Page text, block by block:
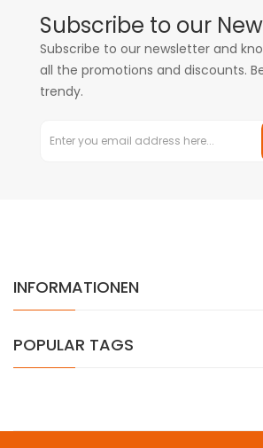
Subscribe to our
Subscribe to our newsletter and
all the promotions and discounts.
trendy.
INFORMATIONEN
POPULAR TAGS